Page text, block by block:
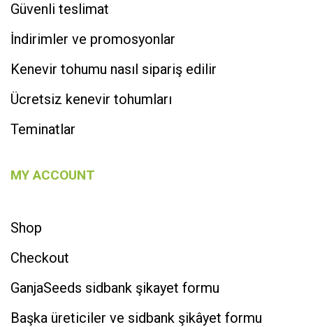
Güvenli teslimat
İndirimler ve promosyonlar
Kenevir tohumu nasıl sipariş edilir
Ücretsiz kenevir tohumları
Teminatlar
MY ACCOUNT
Shop
Checkout
GanjaSeeds sidbank şikayet formu
Başka üreticiler ve sidbank şikâyet formu